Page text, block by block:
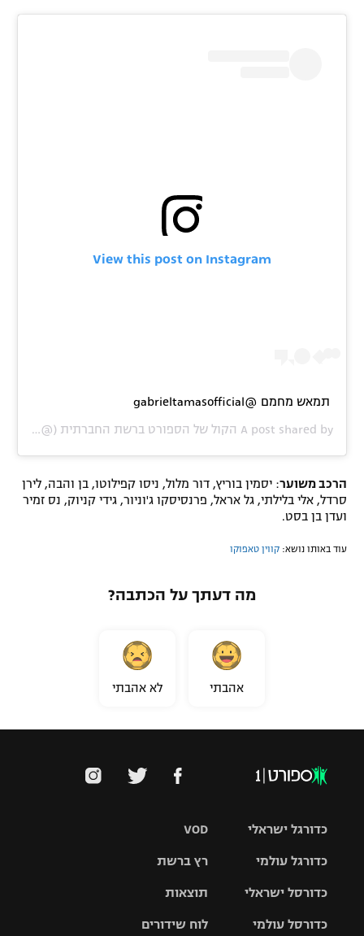
View this post on Instagram
תמאש מחמם @gabrieltamasofficial
A post shared by הקול של הספורט ברשת החברתית (@iballisrael) on
הרכב משוער: יסמין בוריץ, דור מלול, ניסו קפילוטו, בן והבה, לירן
סרדל, אלי בלילתי, גל אראל, פרנסיסקו ג'וניור, גידי קניוק, נס זמיר
ועדן בן בסט.
עוד באותו נושא: קווין טאפוקו
מה דעתך על הכתבה?
אהבתי לא אהבתי
VOD
רץ ברשת
תוצאות
לוח שידורים
כדורגל ישראלי
כדורגל עולמי
האלופות
כדורסל ישראלי
כדורסל עולמי